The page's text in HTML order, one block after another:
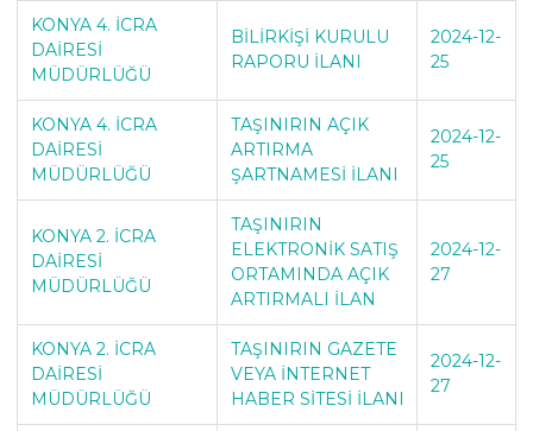
KONYA 4. İCRA
DAİRESİ
MÜDÜRLÜĞÜ
BİLİRKİŞİ KURULU
RAPORU İLANI
2024-12-
25
KONYA 4. İCRA
DAİRESİ
MÜDÜRLÜĞÜ
TAŞINIRIN AÇIK
ARTIRMA
ŞARTNAMESİ İLANI
2024-12-
25
KONYA 2. İCRA
DAİRESİ
MÜDÜRLÜĞÜ
TAŞINIRIN
ELEKTRONİK SATIŞ
ORTAMINDA AÇIK
ARTIRMALI İLAN
2024-12-
27
KONYA 2. İCRA
DAİRESİ
MÜDÜRLÜĞÜ
TAŞINIRIN GAZETE
VEYA İNTERNET
HABER SİTESİ İLANI
2024-12-
27